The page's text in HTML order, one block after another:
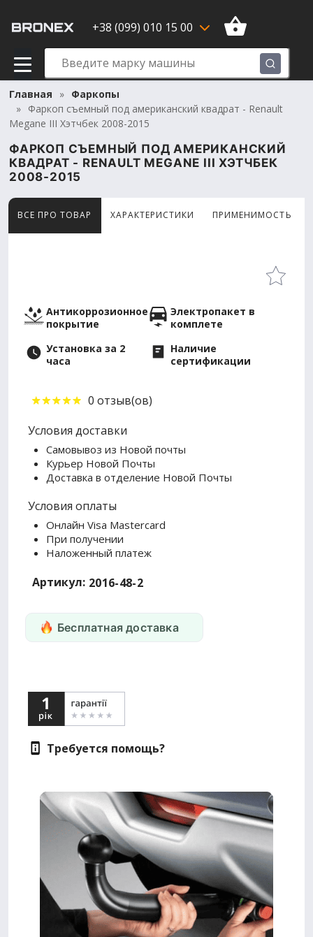
+38 (099) 010 15 00
Главная
Фаркопы
Фаркоп съемный под американский квадрат - Renault
Megane III Хэтчбек 2008-2015
ФАРКОП СЪЕМНЫЙ ПОД АМЕРИКАНСКИЙ
КВАДРАТ - RENAULT MEGANE III ХЭТЧБЕК
2008-2015
ВСЕ ПРО ТОВАР ХАРАКТЕРИСТИКИ ПРИМЕНИМОСТЬ
Товар просматривают сейчас 8 человек
Антикоррозионное
покрытие
Электропакет в
комплете
Установка за 2
часа
Наличие
сертификации
0 отзыв(ов)
Условия доставки
Самовывоз из Новой почты
Курьер Новой Почты
Доставка в отделение Новой Почты
Условия оплаты
Онлайн Visa Mastercard
При получении
Наложенный платеж
Артикул: 2016-48-2
Бесплатная доставка
Требуется помощь?